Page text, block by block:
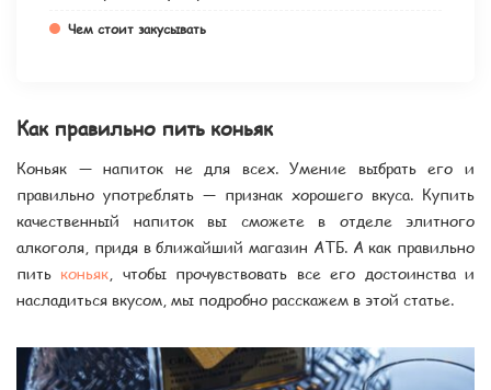
Чем стоит закусывать
Как правильно пить коньяк
Коньяк — напиток не для всех. Умение выбрать его и
правильно употреблять — признак хорошего вкуса. Купить
качественный напиток вы сможете в отделе элитного
алкоголя, придя в ближайший магазин АТБ. А как правильно
пить коньяк , чтобы прочувствовать все его достоинства и
насладиться вкусом, мы подробно расскажем в этой статье.